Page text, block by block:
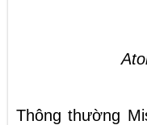
Thông thường